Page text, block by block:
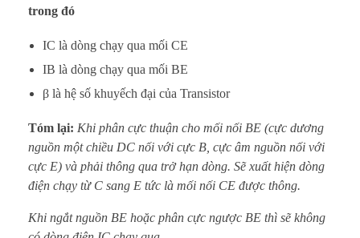
trong đó
IC là dòng chạy qua mối CE
IB là dòng chạy qua mối BE
β là hệ số khuyếch đại của Transistor
Tóm lại: Khi phân cực thuận cho mối nối BE (cực dương
nguồn một chiều DC nối với cực B, cực âm nguồn nối với
cực E) và phải thông qua trở hạn dòng. Sẽ xuất hiện dòng
điện chạy từ C sang E tức là mối nối CE được thông.
Khi ngắt nguồn BE hoặc phân cực ngược BE thì sẽ không